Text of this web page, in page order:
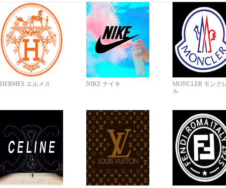
HERMES エルメス NIKE ナイキ
MONCLER モンク
ル